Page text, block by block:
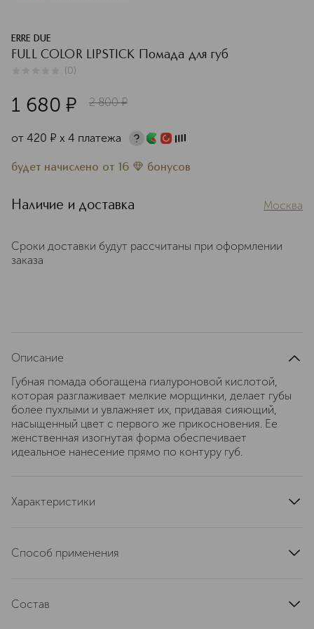
ERRE DUE
FULL COLOR LIPSTICK Помада для губ
(0)
1 680 ¤ 2 800 ¤
от 420 ¤ х 4 платежа
будет начислено от 16 бонусов
Наличие и доставка Москва
Сроки доставки будут рассчитаны при оформлении
заказа
Описание
Губная помада обогащена гиалуроновой кислотой,
которая разглаживает мелкие морщинки, делает губы
более пухлыми и увлажняет их, придавая сияющий,
насыщенный цвет с первого же прикосновения. Ее
женственная изогнутая форма обеспечивает
идеальное нанесение прямо по контуру губ.
Характеристики
страна производства
Способ применения
добавляющий завершенность образу. 2. Используйте
Состав